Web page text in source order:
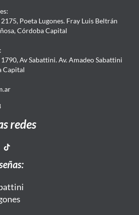
Poeta Lugones. Fray Luis Beltrán
Córdoba Capital
Av Sabattini. Av. Amadeo Sabattini
Capital
redes